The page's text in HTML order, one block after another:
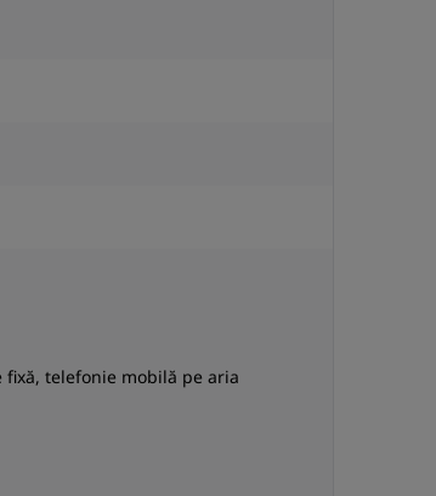
telefonie mobilă pe aria